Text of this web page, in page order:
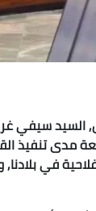
السيد سيفي
مدى تنفيذ
في